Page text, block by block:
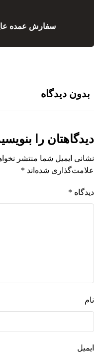
سفارش عمده
بدون دیدگاه
دیدگاهتان را
نشانی ایمیل شما منتشر
علامت‌گذاری شده‌اند *
دیدگاه *
نام
ایمیل